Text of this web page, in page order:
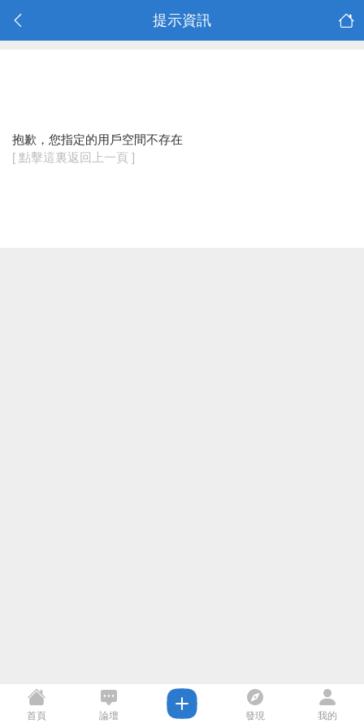
提示資訊
抱歉，您指定的用戶空間不存在
[ 點擊這裏返回上一頁 ]
首頁 論壇 發現 我的